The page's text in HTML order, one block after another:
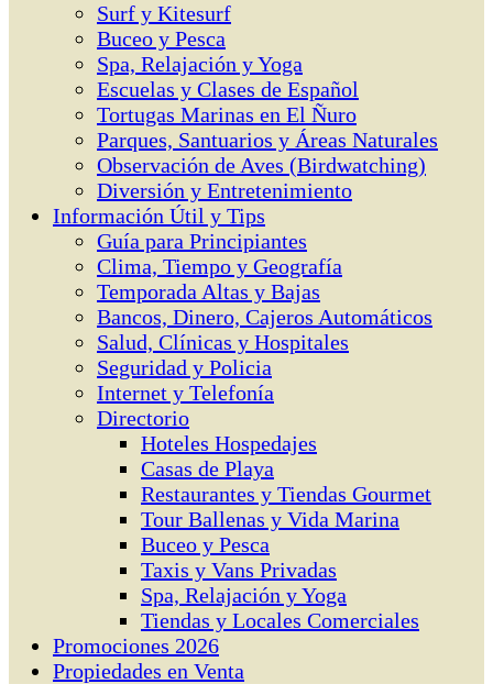
Surf y Kitesurf
Buceo y Pesca
Spa, Relajación y Yoga
Escuelas y Clases de Español
Tortugas Marinas en El Ñuro
Parques, Santuarios y Áreas Naturales
Observación de Aves (Birdwatching)
Diversión y Entretenimiento
Información Útil y Tips
Guía para Principiantes
Clima, Tiempo y Geografía
Temporada Altas y Bajas
Bancos, Dinero, Cajeros Automáticos
Salud, Clínicas y Hospitales
Seguridad y Policia
Internet y Telefonía
Directorio
Hoteles Hospedajes
Casas de Playa
Restaurantes y Tiendas Gourmet
Tour Ballenas y Vida Marina
Buceo y Pesca
Taxis y Vans Privadas
Spa, Relajación y Yoga
Tiendas y Locales Comerciales
Promociones 2026
Propiedades en Venta